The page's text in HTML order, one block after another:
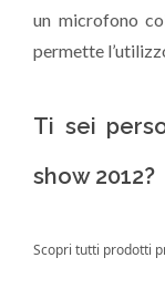
un microfono
permette
Ti sei
show 2012?
Scopri tutti prodotti